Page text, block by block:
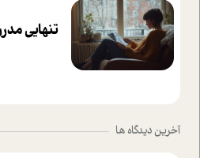
تنهایی
آخرین دیدگاه ها